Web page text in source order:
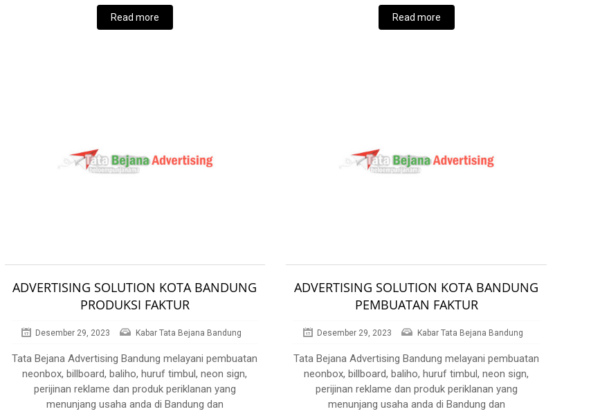
Read more Read more
ADVERTISING SOLUTION KOTA BANDUNG
PRODUKSI FAKTUR
Desember 29, 2023 Kabar Tata Bejana Bandung
Tata Bejana Advertising Bandung melayani pembuatan
neonbox, billboard, baliho, huruf timbul, neon sign,
perijinan reklame dan produk periklanan yang
menunjang usaha anda di Bandung dan
ADVERTISING SOLUTION KOTA BANDUNG
PEMBUATAN FAKTUR
Desember 29, 2023 Kabar Tata Bejana Bandung
Tata Bejana Advertising Bandung melayani pembuatan
neonbox, billboard, baliho, huruf timbul, neon sign,
perijinan reklame dan produk periklanan yang
menunjang usaha anda di Bandung dan